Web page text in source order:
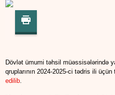
Dövlət ümumi təhsil müəssisələrində
qruplarının 2024-2025-ci tədris ili
edilib.